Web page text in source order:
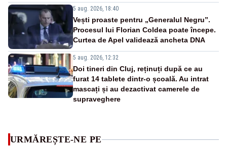
5 aug. 2026, 18:40
Vești proaste pentru „Generalul Negru”.
Procesul lui Florian Coldea poate începe.
Curtea de Apel validează ancheta DNA
5 aug. 2026, 12:32
Doi tineri din Cluj, reținuți după ce au
furat 14 tablete dintr-o școală. Au intrat
mascați și au dezactivat camerele de
supraveghere
URMĂREȘTE-NE PE